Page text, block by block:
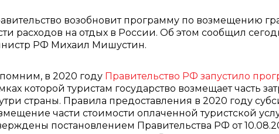
возобновит программу по возмещению
расходов на отдых в России. Об этом сообщил
РФ Михаил Мишустин.
в 2020 году Правительство РФ запустило
которой туристам государство возмещает часть
страны. Правила предоставления в 2020 году
части стоимости оплаченной туристской
постановлением Правительства РФ от